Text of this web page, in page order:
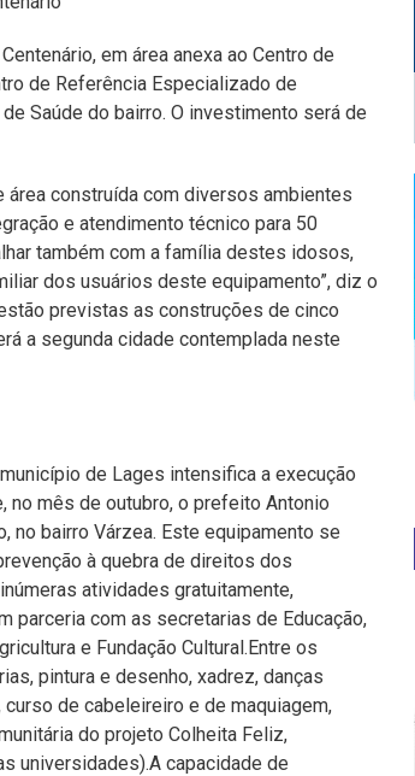
em área anexa ao Centro de
de Referência Especializado de
Saúde do bairro. O investimento será de
área construída com diversos ambientes
e atendimento técnico para 50
também com a família destes idosos,
dos usuários deste equipamento”, diz o
previstas as construções de cinco
a segunda cidade contemplada neste
de Lages intensifica a execução
mês de outubro, o prefeito Antonio
no bairro Várzea. Este equipamento se
à quebra de direitos dos
atividades gratuitamente,
parceria com as secretarias de Educação,
e Fundação Cultural.Entre os
pintura e desenho, xadrez, danças
de cabeleireiro e de maquiagem,
do projeto Colheita Feliz,
universidades).A capacidade de